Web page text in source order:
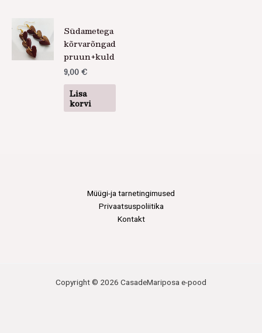
Südametega
kõrvarõngad
pruun+kuld
9,00 €
Lisa
korvi
Müügi-ja tarnetingimused
Privaatsuspoliitika
Kontakt
Copyright © 2026 CasadeMariposa e-pood